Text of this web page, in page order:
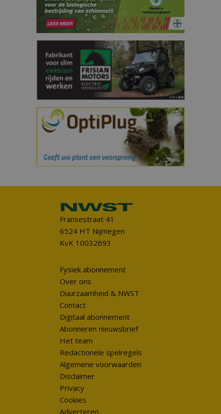
Fransestraat 41
6524 HT Nijmegen
KvK 10032693
Fysiek abonnement
Over ons
Duurzaamheid & NWST
Contact
Digitaal abonnement
Abonneren nieuwsbrief
Het team
Redactionele spelregels
Algemene voorwaarden
Disclaimer
Privacy
Cookies
Adverteren